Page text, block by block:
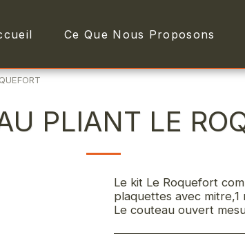
Ce Que Nous Proposons
PLIANT LE
Le kit Le Roquefort
plaquettes avec
Le couteau ouvert